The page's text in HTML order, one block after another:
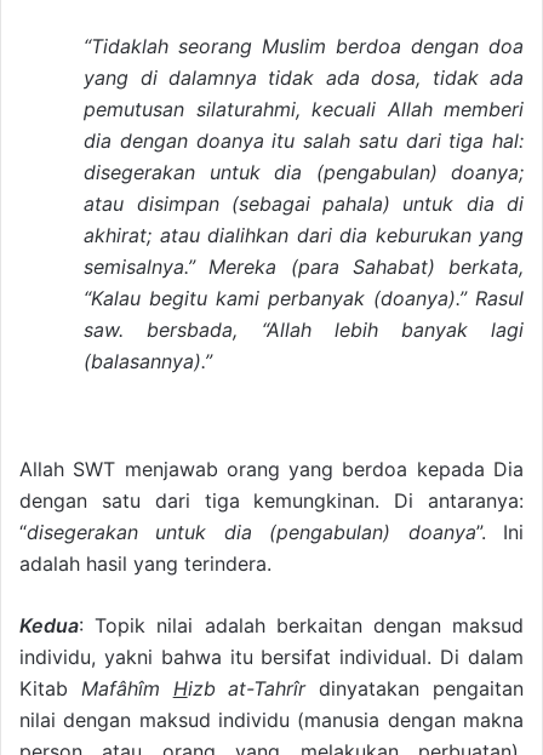
“Tidaklah seorang Muslim berdoa dengan doa
yang di dalamnya tidak ada dosa, tidak ada
pemutusan silaturahmi, kecuali Allah memberi
dia dengan doanya itu salah satu dari tiga hal:
disegerakan untuk dia (pengabulan) doanya;
atau disimpan (sebagai pahala) untuk dia di
akhirat; atau dialihkan dari dia keburukan yang
semisalnya.” Mereka (para Sahabat) berkata,
“Kalau begitu kami perbanyak (doanya).” Rasul
saw. bersbada, “Allah lebih banyak lagi
(balasannya).”
Allah SWT menjawab orang yang berdoa kepada Dia
dengan satu dari tiga kemungkinan. Di antaranya:
“disegerakan untuk dia (pengabulan) doanya”. Ini
adalah hasil yang terindera.
Kedua: Topik nilai adalah berkaitan dengan maksud
individu, yakni bahwa itu bersifat individual. Di dalam
Kitab Mafâhîm Hizb at-Tahrîrdinyatakan pengaitan
nilai dengan maksud individu (manusia dengan makna